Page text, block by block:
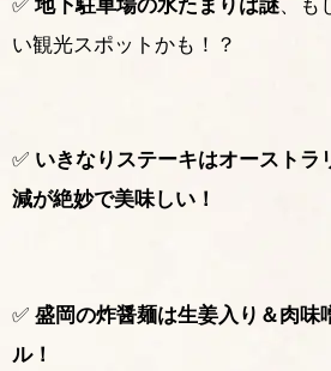
✅ 地下駐車場の水たまりは謎、も
い観光スポットかも！？
✅ いきなりステーキはオーストラ
減が絶妙で美味しい！
✅ 盛岡の炸醤麺は生姜入り＆肉味
ル！